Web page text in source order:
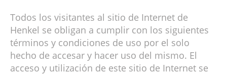
Todos los visitantes al sitio de Internet de
Henkel se obligan a cumplir con los siguientes
términos y condiciones de uso por el solo
hecho de accesar y hacer uso del mismo. El
acceso y utilización de este sitio de Internet se